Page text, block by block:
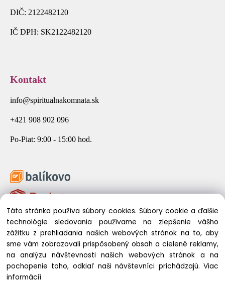
DIČ: 2122482120
IČ DPH: SK2122482120
Kontakt
info@spiritualnakomnata.sk
+421 908 902 096
Po-Piat: 9:00 - 15:00 hod.
© 2026 Spirituálna Komnata. Všetky práva vyhradené.
Táto stránka používa súbory cookies. Súbory cookie a ďalšie
technológie sledovania používame na zlepšenie vášho
zážitku z prehliadania našich webových stránok na to, aby
sme vám zobrazovali prispôsobený obsah a cielené reklamy,
na analýzu návštevnosti našich webových stránok a na
pochopenie toho, odkiaľ naši návštevníci prichádzajú.Viac
informácií